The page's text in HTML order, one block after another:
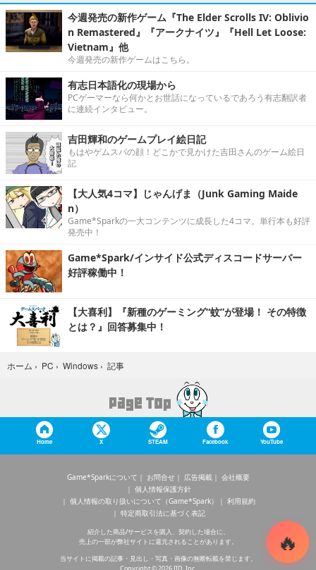
今週発売の新作ゲーム『The Elder Scrolls IV: Oblivio
n Remastered』『アークナイツ』『Hell Let Loose:
Vietnam』他
今週発売の新作ゲームはこちら。
有志日本語化の現場から
PCゲーマーなら何かとお世話になっているであろう有志翻訳者
に連続インタビュー。
吉田輝和のゲームプレイ絵日記
もはやゲムスパの顔！どこかで見かけた吉田さんのゲーム絵日
記
【大人気4コマ】じゃんげま（Junk Gaming Maide
n）
Game*Sparkの一大コンテンツに成長した4コマ。単行本も好評
発売中！
Game*Spark/インサイド公式ディスコードサーバー
好評稼働中！
【大喜利】『新種のゲーミング“蚊”が登場！ その特徴
とは？』回答募集中！
ホーム › PC › Windows › 記事
Home X STEAM Facebook YouTube
Game*Sparkについて お問合せ 広告掲載
会社概要
個人情報保護方針
個人情報の取り扱いについて（Game*Spark）
利用規約
特定商取引法に基づく表記
紹介した商品/サービスを購入、契約した場合に、
売上の一部が弊社サイトに還元されることがあります。
当サイトに掲載の記事・見出し・写真・画像の無断転載を禁じます。